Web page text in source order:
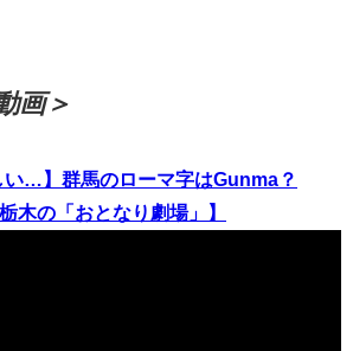
画＞
い…】群馬のローマ字はGunma？
木の「おとなり劇場」】